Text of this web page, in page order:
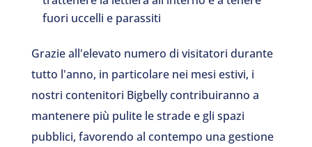
fuori uccelli e parassiti
Grazie all'elevato numero di visitatori durante
tutto l'anno, in particolare nei mesi estivi, i
nostri contenitori Bigbelly contribuiranno a
mantenere più pulite le strade e gli spazi
pubblici, favorendo al contempo una gestione